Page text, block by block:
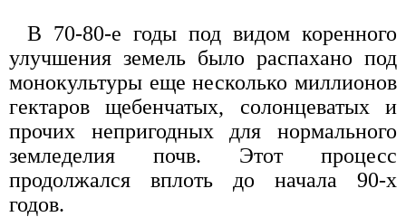
В 70-80-е годы под видом коренного
улучшения земель было распахано под
монокультуры еще несколько миллионов
гектаров щебенчатых, солонцеватых и
прочих непригодных для нормального
земледелия почв. Этот процесс
продолжался вплоть до начала 90-х
годов.